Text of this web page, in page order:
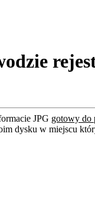
JPG gotowy do
dysku w miejscu